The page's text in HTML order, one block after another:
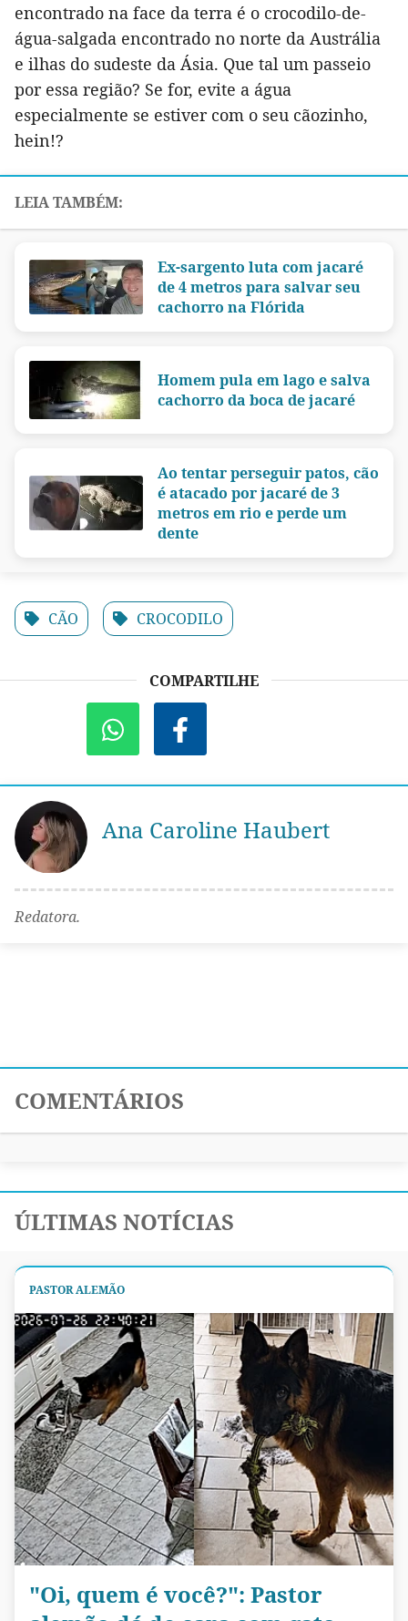
encontrado na face da terra é o crocodilo-de-
água-salgada encontrado no norte da Austrália
e ilhas do sudeste da Ásia. Que tal um passeio
por essa região? Se for, evite a água
especialmente se estiver com o seu cãozinho,
hein!?
Ex-sargento luta com jacaré
de 4 metros para salvar seu
cachorro na Flórida
Homem pula em lago e salva
cachorro da boca de jacaré
Ao tentar perseguir patos, cão
é atacado por jacaré de 3
metros em rio e perde um
dente
CÃO CROCODILO
COMPARTILHE
Ana Caroline Haubert
Redatora.
COMENTÁRIOS
ÚLTIMAS NOTÍCIAS
PASTOR ALEMÃO
"Oi, quem é você?": Pastor